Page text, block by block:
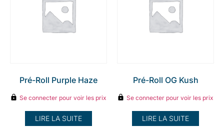
Pré-Roll Purple Haze
Se connecter pour voir les prix
LIRE LA SUITE
Pré-Roll OG Kush
Se connecter pour voir les prix
LIRE LA SUITE